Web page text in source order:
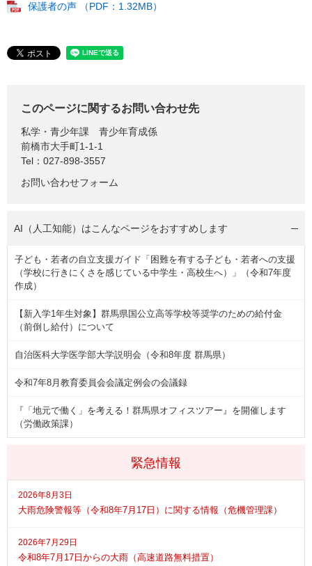
保護者の声 （PDF：1.32MB）
このページに関するお問い合わせ先
私学・青少年課
青少年育成係
前橋市大手町1-1-1
Tel：027-898-3557
お問い合わせフォーム
緊急情報
2026年8月3日
大雨危険警報等（令和8年7月17日）に関する情報（危機管理課）
2026年7月29日
令和8年7月17日からの大雨（高速道路無料措置）
AI（人工知能）はこんなページをおすすめします
子ども・若者の自立支援ガイド「困難を有する子ども・若者への支援
（学校に行きにくさを感じている中学生・高校生へ）」（令和7年度
作成）
【新入学1年生対象】群馬県国公立高等学校等奨学のための給付金
（前倒し給付）について
自治医科大学医学部大学説明会（令和8年度 群馬県）
令和7年8月教育委員会会議定例会の会議録
『「地元で働く」を考える！群馬県オフィスツアー』を開催します
（労働政策課）